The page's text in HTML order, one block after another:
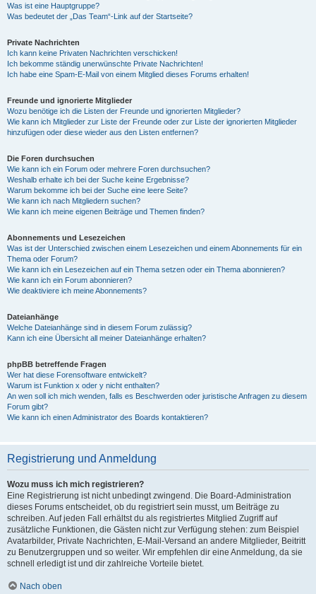
Was ist eine Hauptgruppe?
Was bedeutet der „Das Team“-Link auf der Startseite?
Private Nachrichten
Ich kann keine Privaten Nachrichten verschicken!
Ich bekomme ständig unerwünschte Private Nachrichten!
Ich habe eine Spam-E-Mail von einem Mitglied dieses Forums erhalten!
Freunde und ignorierte Mitglieder
Wozu benötige ich die Listen der Freunde und ignorierten Mitglieder?
Wie kann ich Mitglieder zur Liste der Freunde oder zur Liste der ignorierten Mitglieder
hinzufügen oder diese wieder aus den Listen entfernen?
Die Foren durchsuchen
Wie kann ich ein Forum oder mehrere Foren durchsuchen?
Weshalb erhalte ich bei der Suche keine Ergebnisse?
Warum bekomme ich bei der Suche eine leere Seite?
Wie kann ich nach Mitgliedern suchen?
Wie kann ich meine eigenen Beiträge und Themen finden?
Abonnements und Lesezeichen
Was ist der Unterschied zwischen einem Lesezeichen und einem Abonnements für ein
Thema oder Forum?
Wie kann ich ein Lesezeichen auf ein Thema setzen oder ein Thema abonnieren?
Wie kann ich ein Forum abonnieren?
Wie deaktiviere ich meine Abonnements?
Dateianhänge
Welche Dateianhänge sind in diesem Forum zulässig?
Kann ich eine Übersicht all meiner Dateianhänge erhalten?
phpBB betreffende Fragen
Wer hat diese Forensoftware entwickelt?
Warum ist Funktion x oder y nicht enthalten?
An wen soll ich mich wenden, falls es Beschwerden oder juristische Anfragen zu diesem
Forum gibt?
Wie kann ich einen Administrator des Boards kontaktieren?
Registrierung und Anmeldung
Wozu muss ich mich registrieren?
Eine Registrierung ist nicht unbedingt zwingend. Die Board-Administration
dieses Forums entscheidet, ob du registriert sein musst, um Beiträge zu
schreiben. Auf jeden Fall erhältst du als registriertes Mitglied Zugriff auf
zusätzliche Funktionen, die Gästen nicht zur Verfügung stehen: zum Beispiel
Avatarbilder, Private Nachrichten, E-Mail-Versand an andere Mitglieder, Beitritt
zu Benutzergruppen und so weiter. Wir empfehlen dir eine Anmeldung, da sie
schnell erledigt ist und dir zahlreiche Vorteile bietet.
Nach oben